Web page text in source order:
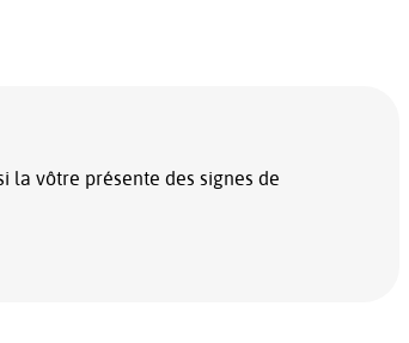
la vôtre présente des signes de